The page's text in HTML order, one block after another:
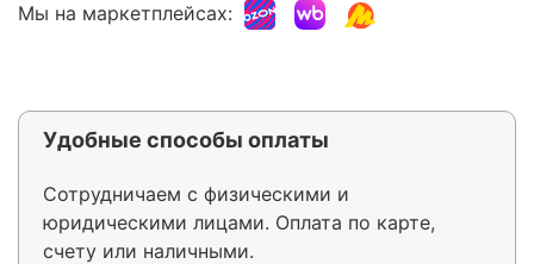
Мы на маркетплейсах:
Удобные способы оплаты
Сотрудничаем с физическими и
юридическими лицами. Оплата по карте,
счету или наличными.